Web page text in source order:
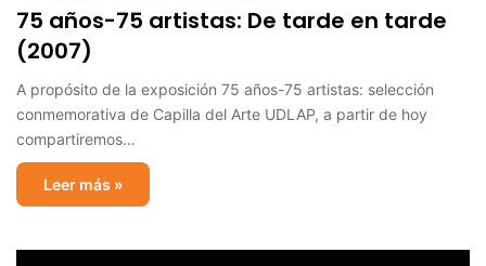
75 años-75 artistas: De tarde en tarde
(2007)
A propósito de la exposición 75 años-75 artistas: selección
conmemorativa de Capilla del Arte UDLAP, a partir de hoy
compartiremos…
Leer más »